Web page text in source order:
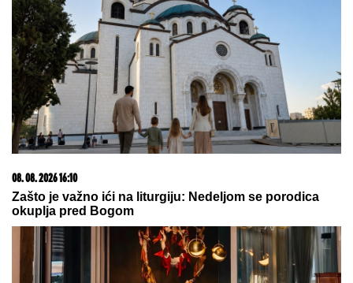
istina o poslovanju Dragana
Stankovića
NAPUŠTA CRVENU ZVEZDU?
pojačanje odlazi sa Marakane